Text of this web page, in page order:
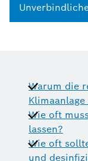
Warum die
Wie oft
lassen?
Wie oft
und